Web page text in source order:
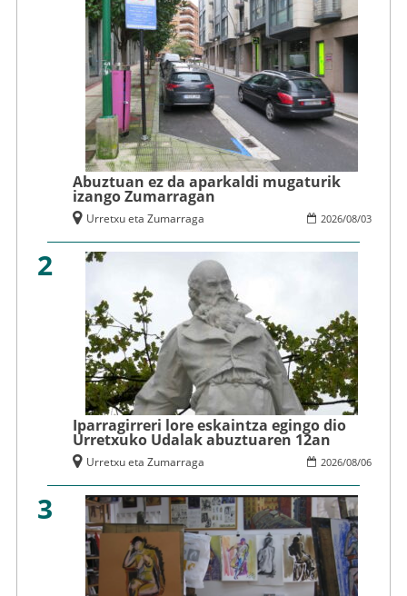
Abuztuan ez da aparkaldi mugaturik
izango Zumarragan
2026/08/03
Urretxu eta Zumarraga
2
Iparragirreri lore eskaintza egingo dio
Urretxuko Udalak abuztuaren 12an
2026/08/06
Urretxu eta Zumarraga
3